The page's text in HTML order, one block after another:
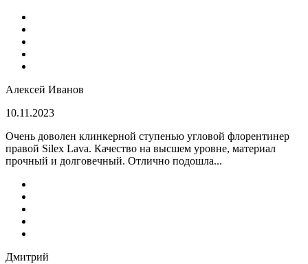
Алексей Иванов
10.11.2023
Очень доволен клинкерной ступенью угловой флорентинер
правой Silex Lava. Качество на высшем уровне, материал
прочный и долговечный. Отлично подошла...
Дмитрий